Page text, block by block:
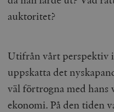
auktoritet?
Utifrån vårt perspektiv
uppskatta det
väl förtrogna med hans
ekonomi. På den tiden